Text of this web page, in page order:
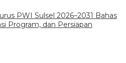
PWI Sulsel 2026–2031 Bahas
Program, dan Persiapan